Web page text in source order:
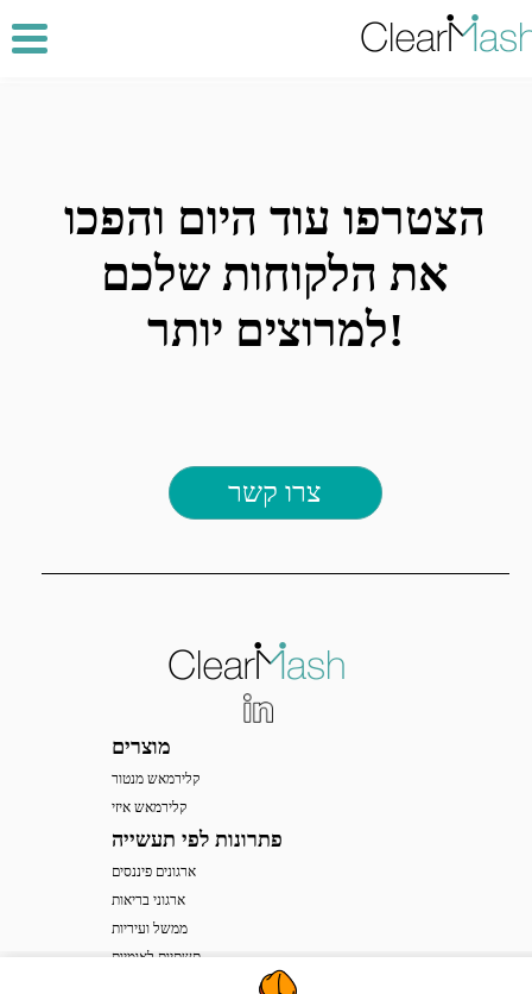
הצטרפו עוד היום והפכו
את הלקוחות שלכם
למרוצים יותר!
צרו קשר
מוצרים
קלירמאש מנטור
קלירמאש איזי
פתרונות לפי תעשייה
ארגונים פיננסים
ארגוני בריאות
ממשל ועיריות
תשתיות לאומיות